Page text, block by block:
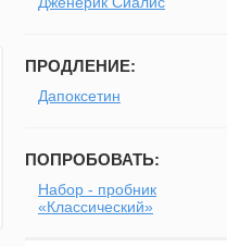
ПРОДЛЕНИЕ:
Дапоксетин
ПОПРОБОВАТЬ:
Набор - пробник
«Классический»